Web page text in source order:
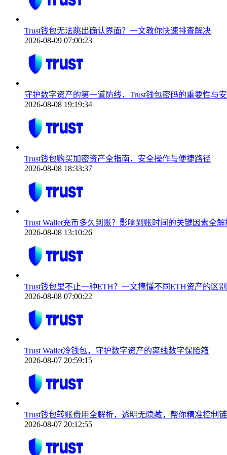
Trust钱包无法跳出确认界面？一文教你快速排查解决
2026-08-09 07:00:23
守护数字资产的第一道防线，Trust钱包密码的重要性与
2026-08-08 19:19:34
Trust钱包购买加密资产全指南，安全操作与便捷路径
2026-08-08 18:33:37
Trust Wallet充币多久到账？影响到账时间的关键因素全解
2026-08-08 13:10:26
Trust钱包里不止一种ETH？一文搞懂不同ETH资产的区
2026-08-08 07:00:22
Trust Wallet冷钱包，守护数字资产的离线数字保险箱
2026-08-07 20:59:15
Trust钱包转账费用全解析，透明无隐藏，帮你精准控制
2026-08-07 20:12:55